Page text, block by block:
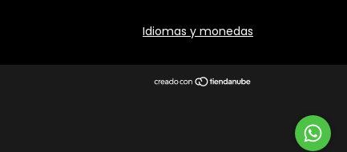
Idiomas y monedas